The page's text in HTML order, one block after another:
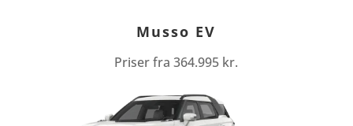
Musso EV
Priser fra 364.995 kr.